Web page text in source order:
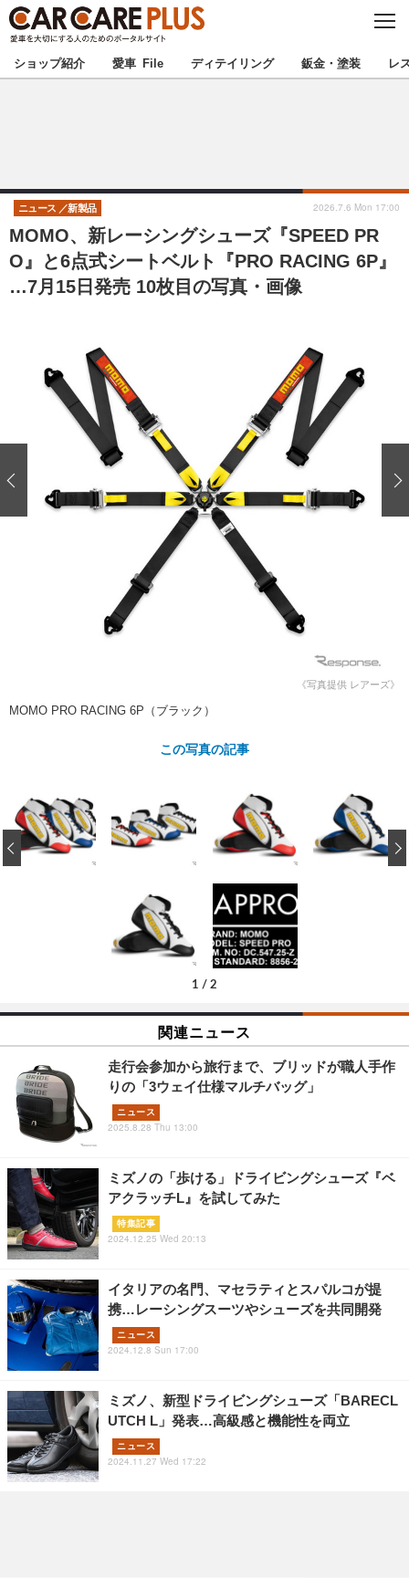
C
S
E
★カーケアプラス認定★ 厳選プロショップを地域から探す
甲信越 北陸
東海 関西
中国 四国
注目の記事
ショップレポート 愛車 File
自動車豆知識 ストップ！不具合修理＆粗悪修理
鈑金・塗装
ディテイリング
ディテイリング 洗車
ヘッドライト磨き コーティング
小キズ直し 防錆
特集記事
ストップ 不具合修理＆粗悪修理
カーメーカー「旧車」関連プロジェ
ショップレポート プロショップ検索
カーメーカー「旧車」関連プロジ
ェクト
コラム
ショップ紹介 愛車 File ディテイリング 鈑金・塗装 レ
MOMO、新レーシングシューズ『SPEED PR
O』と6点式シートベルト『PRO RACING 6P』
…7月15日発売 10枚目の写真・画像
ニュース 新製品 2026.7.6 Mon 17:00
《写真提供 レアーズ》
MOMO PRO RACING 6P（ブラック）
この写真の記事
1 / 2
‹
関連ニュース
走行会参加から旅行まで、ブリッドが職人手作
りの「3ウェイ仕様マルチバッグ」
ニュース
2025.8.28 Thu 13:00
ミズノの「歩ける」ドライビングシューズ『ベ
アクラッチL』を試してみた
特集記事
2024.12.25 Wed 20:13
イタリアの名門、マセラティとスパルコが提
携…レーシングスーツやシューズを共同開発
ニュース
2024.12.8 Sun 17:00
ミズノ、新型ドライビングシューズ「BARECL
UTCH L」発表…高級感と機能性を両立
ニュース
2024.11.27 Wed 17:22